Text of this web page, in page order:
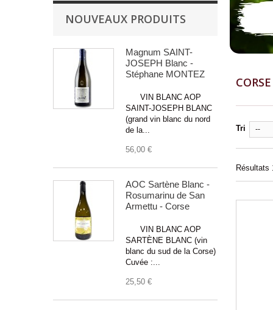
NOUVEAUX PRODUITS
Magnum SAINT-
JOSEPH Blanc -
Stéphane MONTEZ
VIN BLANC AOP
SAINT-JOSEPH BLANC
(grand vin blanc du nord
de la...
56,00 €
AOC Sartène Blanc -
Rosumarinu de San
Armettu - Corse
VIN BLANC AOP
SARTÈNE BLANC (vin
blanc du sud de la Corse)
Cuvée :...
25,50 €
CORSE
Tri --
Résultats